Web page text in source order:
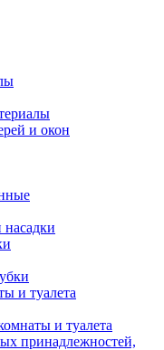
и окон
и туалета
и туалета
принадлежностей,